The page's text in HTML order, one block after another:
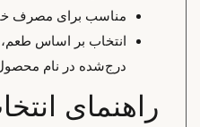
مناسب برای مصرف
انتخاب بر اساس طعم،
درج‌شده در نام محصول
راهنمای